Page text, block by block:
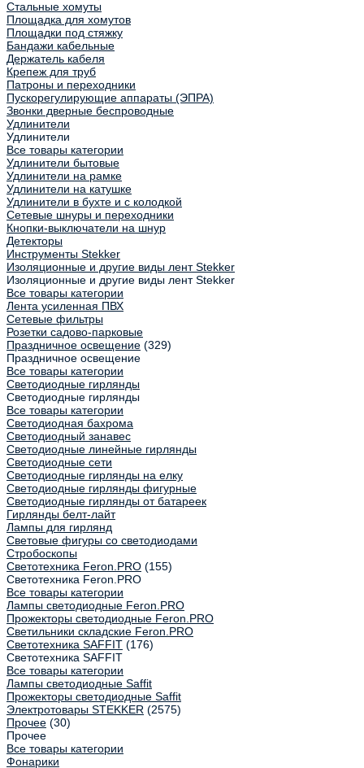
Стальные хомуты
Площадка для хомутов
Площадки под стяжку
Бандажи кабельные
Держатель кабеля
Крепеж для труб
Патроны и переходники
Пускорегулирующие аппараты (ЭПРА)
Звонки дверные беспроводные
Удлинители
Удлинители
Все товары категории
Удлинители бытовые
Удлинители на рамке
Удлинители на катушке
Удлинители в бухте и с колодкой
Сетевые шнуры и переходники
Кнопки-выключатели на шнур
Детекторы
Инструменты Stekker
Изоляционные и другие виды лент Stekker
Изоляционные и другие виды лент Stekker
Все товары категории
Лента усиленная ПВХ
Сетевые фильтры
Розетки садово-парковые
Праздничное освещение (329)
Праздничное освещение
Все товары категории
Светодиодные гирлянды
Светодиодные гирлянды
Все товары категории
Светодиодная бахрома
Светодиодный занавес
Светодиодные линейные гирлянды
Светодиодные сети
Светодиодные гирлянды на елку
Светодиодные гирлянды фигурные
Светодиодные гирлянды от батареек
Гирлянды белт-лайт
Лампы для гирлянд
Световые фигуры со светодиодами
Стробоскопы
Светотехника Feron.PRO (155)
Светотехника Feron.PRO
Все товары категории
Лампы светодиодные Feron.PRO
Прожекторы светодиодные Feron.PRO
Светильники складские Feron.PRO
Светотехника SAFFIT (176)
Светотехника SAFFIT
Все товары категории
Лампы светодиодные Saffit
Прожекторы светодиодные Saffit
Электротовары STEKKER (2575)
Прочее (30)
Прочее
Все товары категории
Фонарики